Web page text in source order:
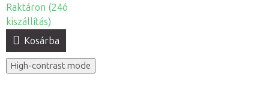
Raktáron (24ó
kiszállítás)
Kosárba
High-contrast mode